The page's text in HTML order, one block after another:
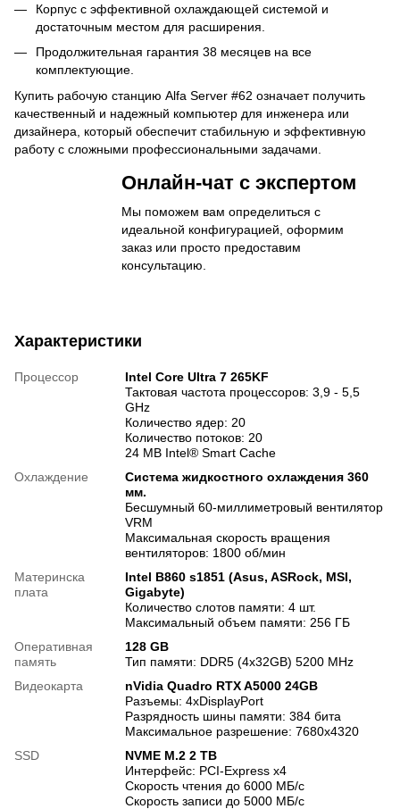
Корпус с эффективной охлаждающей системой и
достаточным местом для расширения.
Продолжительная гарантия 38 месяцев на все
комплектующие.
Купить рабочую станцию ​​Alfa Server #62 означает получить
качественный и надежный компьютер для инженера или
дизайнера, который обеспечит стабильную и эффективную
работу с сложными профессиональными задачами.
Онлайн-чат с экспертом
Мы поможем вам определиться с
идеальной конфигурацией, оформим
заказ или просто предоставим
консультацию.
Характеристики
Процессор
Intel Core Ultra 7 265KF
Тактовая частота процессоров: 3,9 - 5,5
GHz
Количество ядер: 20
Количество потоков: 20
24 MB Intel® Smart Cache
Охлаждение
Система жидкостного охлаждения 360
мм.
Бесшумный 60-миллиметровый вентилятор
VRM
Максимальная скорость вращения
вентиляторов: 1800 об/мин
Материнска
плата
Intel B860 s1851 (Asus, ASRock, MSI,
Gigabyte)
Количество слотов памяти: 4 шт.
Максимальный объем памяти: 256 ГБ
Оперативная
память
128 GB
Тип памяти: DDR5 (4x32GB) 5200 MHz
Видеокарта
nVidia Quadro RTX A5000 24GB
Разъемы: 4хDisplayPort
Разрядность шины памяти: 384 бита
Максимальное разрешение: 7680х4320
SSD
NVME M.2 2 TB
Интерфейс: PCI-Express x4
Скорость чтения до 6000 МБ/с
Скорость записи до 5000 МБ/с